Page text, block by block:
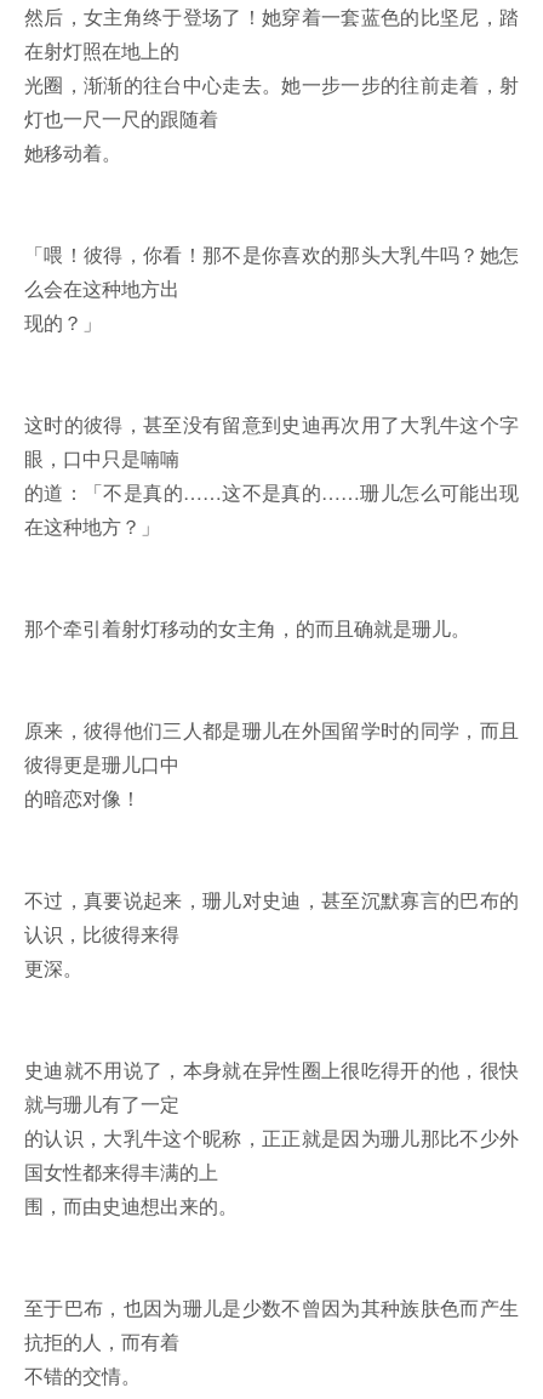
然后，女主角终于登场了！她穿着一套蓝色的比坚尼，踏
在射灯照在地上的
光圈，渐渐的往台中心走去。她一步一步的往前走着，射
灯也一尺一尺的跟随着
她移动着。
「喂！彼得，你看！那不是你喜欢的那头大乳牛吗？她怎
么会在这种地方出
现的？」
这时的彼得，甚至没有留意到史迪再次用了大乳牛这个字
眼，口中只是喃喃
的道：「不是真的……这不是真的……珊儿怎么可能出现
在这种地方？」
那个牵引着射灯移动的女主角，的而且确就是珊儿。
原来，彼得他们三人都是珊儿在外国留学时的同学，而且
彼得更是珊儿口中
的暗恋对像！
不过，真要说起来，珊儿对史迪，甚至沉默寡言的巴布的
认识，比彼得来得
更深。
史迪就不用说了，本身就在异性圈上很吃得开的他，很快
就与珊儿有了一定
的认识，大乳牛这个昵称，正正就是因为珊儿那比不少外
国女性都来得丰满的上
围，而由史迪想出来的。
至于巴布，也因为珊儿是少数不曾因为其种族肤色而产生
抗拒的人，而有着
不错的交情。